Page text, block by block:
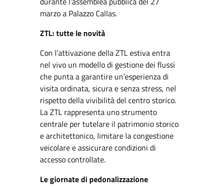
marzo a Palazzo Callas.
ZTL: tutte le novità
Con l’attivazione della ZTL estiva entra
nel vivo un modello di gestione dei flussi
che punta a garantire un’esperienza di
visita ordinata, sicura e senza stress, nel
rispetto della vivibilità del centro storico.
La ZTL rappresenta uno strumento
centrale per tutelare il patrimonio storico
e architettonico, limitare la congestione
veicolare e assicurare condizioni di
accesso controllate.
Le giornate di pedonalizzazione